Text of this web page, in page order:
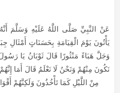
عَنْ النَّبِيِّ صَلَّى اللَّهُ عَلَيْهِ وَسَلَّمَ
يَأْتُونَ يَوْمَ الْقِيَامَةِ بِحَسَنَاتٍ أَمْثَالِ
وَجَلَّ هَبَاءً مَنْثُورًا قَالَ ثَوْبَانُ يَا
نَكُونَ مِنْهُمْ وَنَحْنُ لَا نَعْلَمُ قَالَ أَمَا
مِنْ اللَّيْلِ كَمَا تَأْخُذُونَ وَلَكِنَّهُمْ